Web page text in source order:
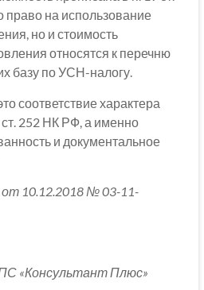
на использование
но и стоимость
относятся к перечню
базу по УСН-налогу.
соответствие характера
252 НК РФ, а именно
и документальное
10.12.2018 № 03-11-
«Консультант Плюс»